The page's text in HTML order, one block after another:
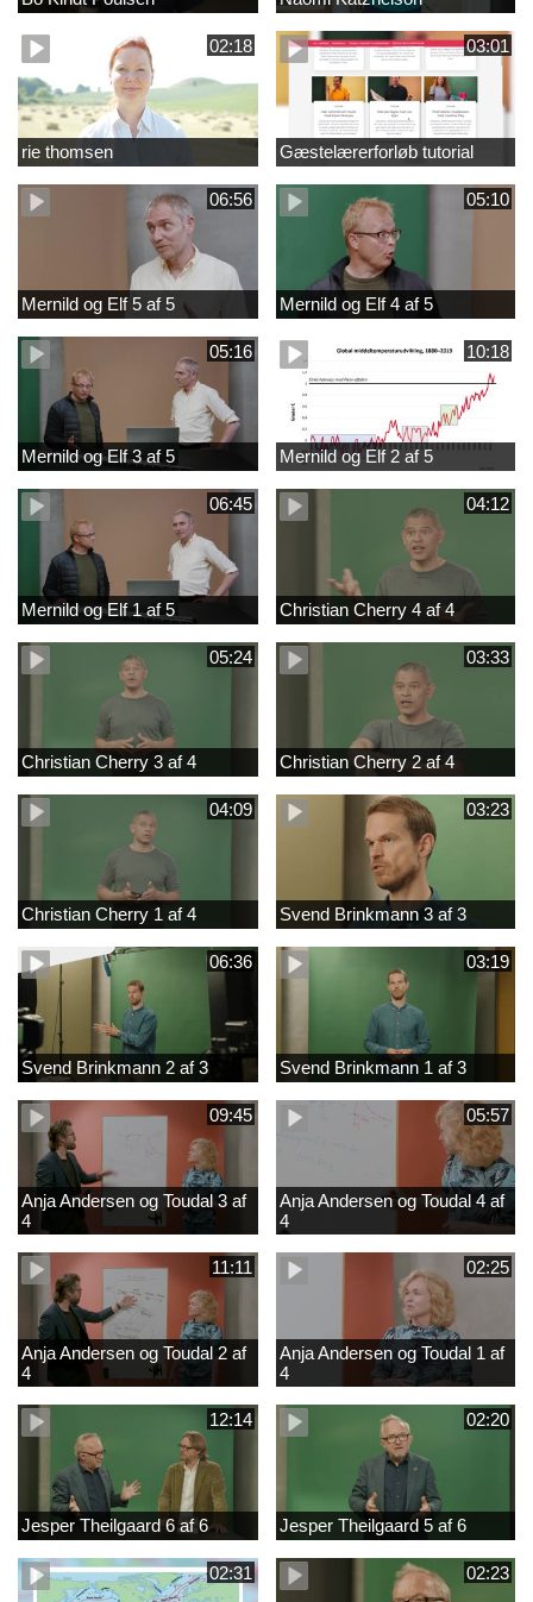
02:18
rie thomsen
03:01
Gæstelærerforløb tutorial
06:56
Mernild og Elf 5 af 5
05:10
Mernild og Elf 4 af 5
05:16
Mernild og Elf 3 af 5
10:18
Mernild og Elf 2 af 5
06:45
Mernild og Elf 1 af 5
04:12
Christian Cherry 4 af 4
05:24
Christian Cherry 3 af 4
03:33
Christian Cherry 2 af 4
04:09
Christian Cherry 1 af 4
03:23
Svend Brinkmann 3 af 3
06:36
Svend Brinkmann 2 af 3
03:19
Svend Brinkmann 1 af 3
09:45
Anja Andersen og Toudal 3 af
4
05:57
Anja Andersen og Toudal 4 af
4
11:11
Anja Andersen og Toudal 2 af
4
02:25
Anja Andersen og Toudal 1 af
4
12:14
Jesper Theilgaard 6 af 6
02:20
Jesper Theilgaard 5 af 6
02:31 02:23